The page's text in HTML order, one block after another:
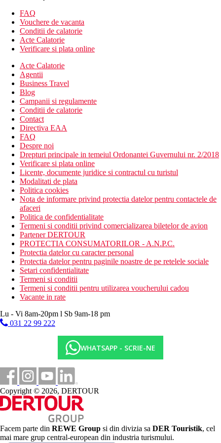
Divertisment de seara
Organizari evenimente
Servicii de curatatorie contra cost
Receptie 24/7
Schimb valutar
WiFi
Descrierea plajei
sezlonguri si umbrele (contra cost)
Activitati sportive contra cost
Inchirieri biciclete
Restaurant
Restaurantul principal serveste mic dejun si cina cu
specific culinar international si local
Bar
Categoria oficiala
4 stele
Distanţe
15 km
teren de golf
10 km
Centrul orasului
120 m
Distanta pana la plaja
4 km
Distanta de cel mai apropiat aeroport
Statie de autobuz
Plaja
Sezlonguri pe plaja contra cost
Umbrele pe plaja contra cost
Vacanta la plaja
FAQ
Vouchere de vacanta
Conditii de calatorie
Acte Calatorie
Verificare si plata online
Acte Calatorie
Agentii
Business Travel
Blog
Campanii si regulamente
Conditii de calatorie
Contact
Directiva EAA
FAQ
Despre noi
Drepturi principale in temeiul Ordonantei Guvernului nr. 2/2018
Verificare si plata online
Licente, documente juridice si contractul cu turistul
Modalitati de plata
Politica cookies
Nota de informare privind protectia datelor pentru contactele de
afaceri
Politica de confidentialitate
Termeni si conditii privind comercializarea biletelor de avion
Partener DERTOUR
PROTECTIA CONSUMATORILOR - A.N.P.C.
Protectia datelor cu caracter personal
Protectia datelor pentru paginile noastre de pe retelele sociale
Setari confidentialitate
Termeni si conditii
Termeni si conditii pentru utilizarea voucherului cadou
Vacante in rate
Lu - Vi 8am-20pm l Sb 9am-18 pm
031 22 99 222
WHATSAPP - SCRIE-NE
Copyright © 2026, DERTOUR
Facem parte din REWE Group si din divizia sa DER Touristik, cel
mai mare grup central-european din industria turismului.